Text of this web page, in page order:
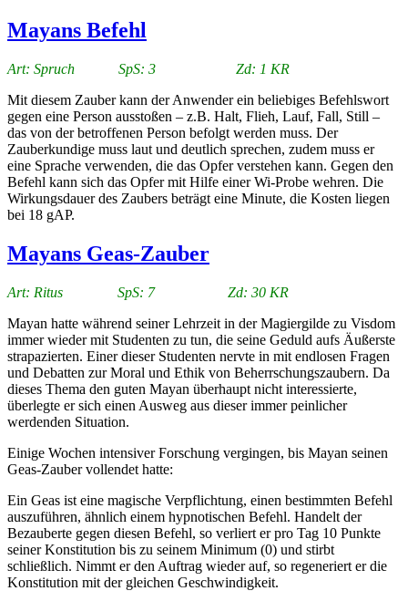
Mayans Befehl
Art: Spruch SpS: 3 Zd: 1 KR
Mit diesem Zauber kann der Anwender ein beliebiges Befehlswort
gegen eine Person ausstoßen – z.B. Halt, Flieh, Lauf, Fall, Still –
das von der betroffenen Person befolgt werden muss. Der
Zauberkundige muss laut und deutlich sprechen, zudem muss er
eine Sprache verwenden, die das Opfer verstehen kann. Gegen den
Befehl kann sich das Opfer mit Hilfe einer Wi-Probe wehren. Die
Wirkungsdauer des Zaubers beträgt eine Minute, die Kosten liegen
bei 18 gAP.
Mayans Geas-Zauber
Art: Ritus SpS: 7 Zd: 30 KR
Mayan hatte während seiner Lehrzeit in der Magiergilde zu Visdom
immer wieder mit Studenten zu tun, die seine Geduld aufs Äußerste
strapazierten. Einer dieser Studenten nervte in mit endlosen Fragen
und Debatten zur Moral und Ethik von Beherrschungszaubern. Da
dieses Thema den guten Mayan überhaupt nicht interessierte,
überlegte er sich einen Ausweg aus dieser immer peinlicher
werdenden Situation.
Einige Wochen intensiver Forschung vergingen, bis Mayan seinen
Geas-Zauber vollendet hatte:
Ein Geas ist eine magische Verpflichtung, einen bestimmten Befehl
auszuführen, ähnlich einem hypnotischen Befehl. Handelt der
Bezauberte gegen diesen Befehl, so verliert er pro Tag 10 Punkte
seiner Konstitution bis zu seinem Minimum (0) und stirbt
schließlich. Nimmt er den Auftrag wieder auf, so regeneriert er die
Konstitution mit der gleichen Geschwindigkeit.